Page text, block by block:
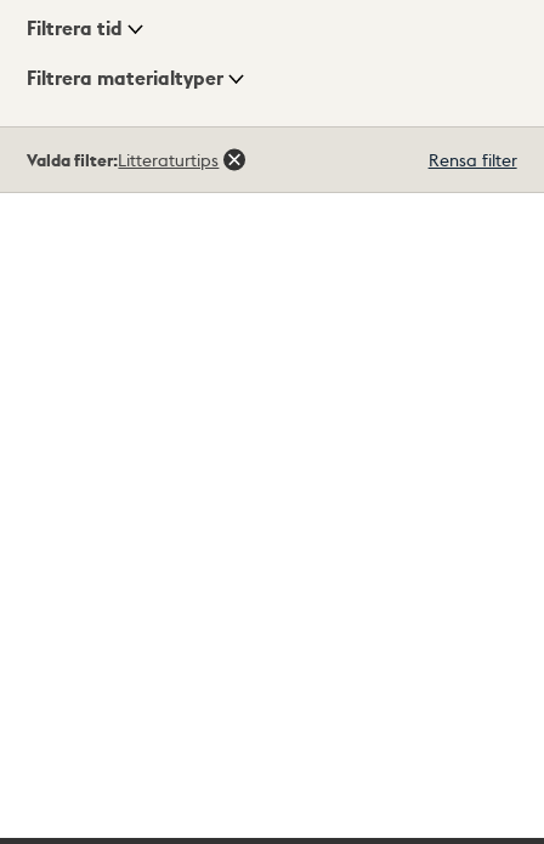
Visningsläge
Filtrera tid
Filtrera materialtyper
träffar
Valda filter:Litteraturtips Rensa filter